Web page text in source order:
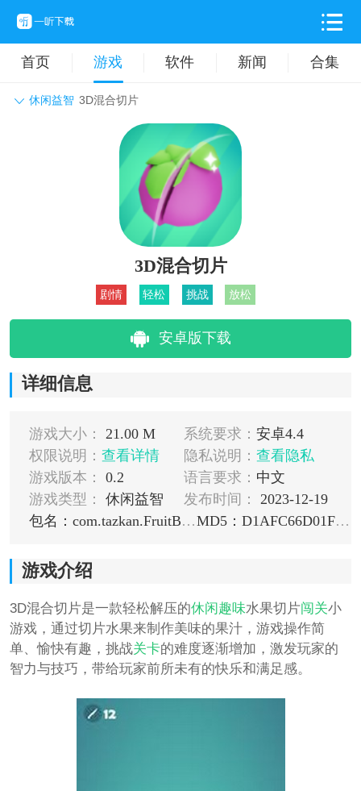
首页 游戏 软件 新闻 合集
休闲益智 3D混合切片
动作格斗 休闲益智
卡牌对战 音乐舞蹈
挂机养成
3D混合切片
剧情 轻松 挑战 放松
安卓版下载
详细信息
游戏大小： 21.00 M 系统要求： 安卓4.4
权限说明： 查看详情 隐私说明： 查看隐私
游戏版本：
0.2 语言要求： 中文
游戏类型：
休闲益智 发布时间：
2023-12-19
包名：com.tazkan.FruitBlend
MD5：D1AFC66D01F16B2EF4715F9B8CFD6D81
游戏介绍
3D混合切片是一款轻松解压的休闲趣味水果切片闯关小
游戏，通过切片水果来制作美味的果汁，游戏操作简
单、愉快有趣，挑战关卡的难度逐渐增加，激发玩家的
智力与技巧，带给玩家前所未有的快乐和满足感。